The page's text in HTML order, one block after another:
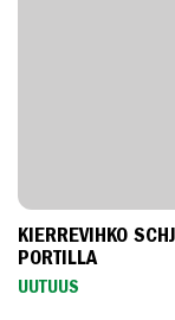
KIERREVIHKO
PORTILLA
UUTUUS